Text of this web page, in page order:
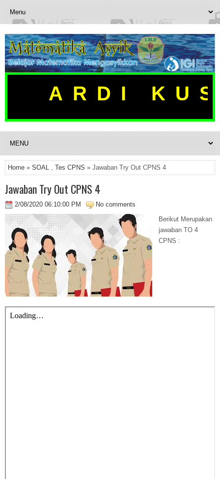
ARDI
Home » SOAL , Tes CPNS » Jawaban Try Out CPNS 4
Jawaban Try Out CPNS 4
2/08/2020 06:10:00 PM
No comments
Berikut Merupakan
jawaban TO 4
CPNS :